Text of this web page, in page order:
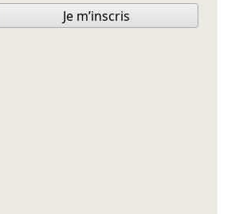
Je m’inscris